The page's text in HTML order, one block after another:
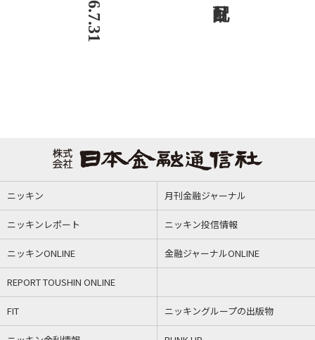
ニッキン 月刊金融ジャーナル
ニッキンレポート ニッキン投信情報
ニッキンONLINE 金融ジャーナルONLINE
REPORT TOUSHIN ONLINE
FIT ニッキングループの出版物